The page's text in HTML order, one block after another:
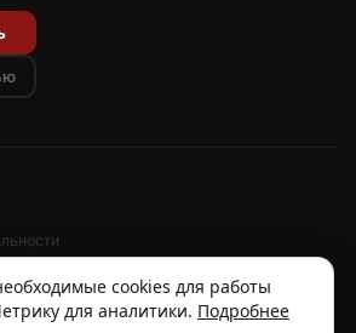
персональных данныхcookies для работы
для аналитики. Подробнее